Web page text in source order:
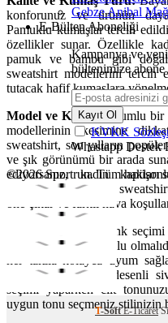
konforunuz ve ürünün
Pamuklu kumaşlar tercih
özellikler sunar. Özellikle
pamuk ve bambu gibi
sweatshirt modellerini tercih
tutacak hafif kumaşlara
Model ve Kesim:Uyumlu bir
modellerinin kesimine
sweatshirt, son yılların
ve şık görünümü bir arada
ediyorsanız, kadın
seçenektir. Fermuarlı
öne çıkar ve farklı hava
Renk
gardırobunuzla uyumlu
her tarzla kolayca uyum
canlı renkler veya desenli
seçimi yaparken cilt
uygun tonu seçmeniz stilinizin
Gebze Anibal
E-Bülten Aboneliği
Kampanya ve
bültenimize
Kayıt Ol
KVKK
Whastapp Destek
©2026 Sportrun. Tüm hakları
T-SoftE-Ticaret